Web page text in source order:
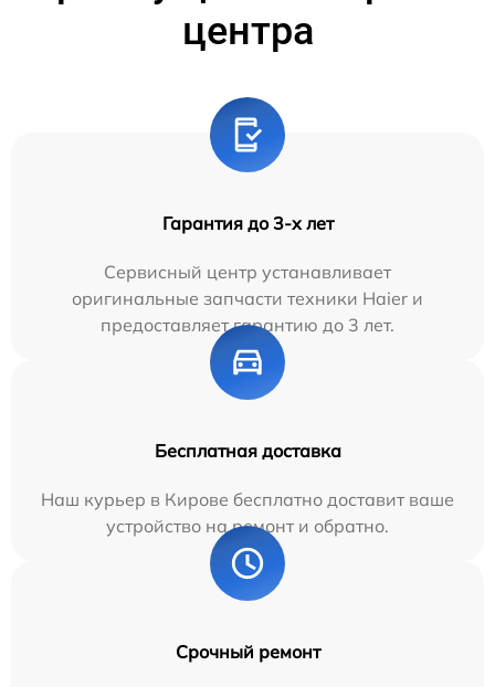
центра
Гарантия до 3-х лет
Сервисный центр устанавливает
оригинальные запчасти техники Haier и
предоставляет гарантию до 3 лет.
Бесплатная доставка
Наш курьер в Кирове бесплатно доставит ваше
устройство на ремонт и обратно.
Срочный ремонт